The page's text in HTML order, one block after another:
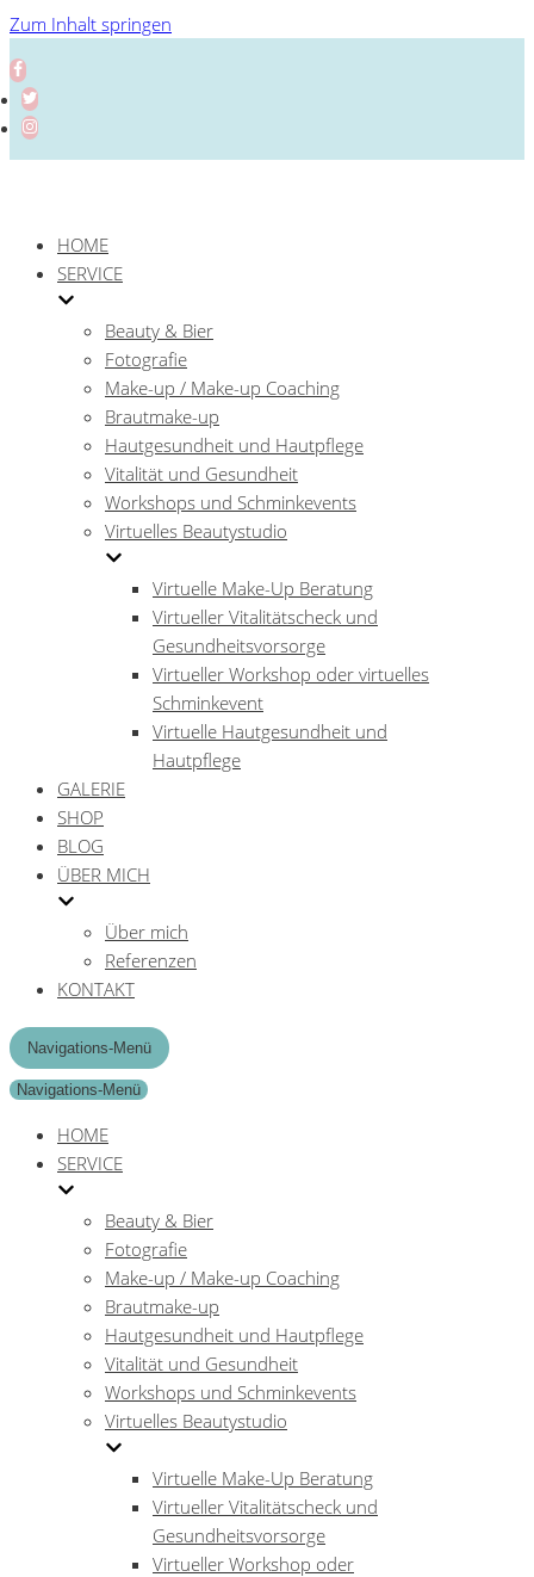
Zum Inhalt springen
HOME
SERVICE
Beauty & Bier
Fotografie
Make-up / Make-up Coaching
Brautmake-up
Hautgesundheit und Hautpflege
Vitalität und Gesundheit
Workshops und Schminkevents
Virtuelles Beautystudio
Virtuelle Make-Up Beratung
Virtueller Vitalitätscheck und
Gesundheitsvorsorge
Virtueller Workshop oder virtuelles
Schminkevent
Virtuelle Hautgesundheit und
Hautpflege
GALERIE
SHOP
BLOG
ÜBER MICH
Über mich
Referenzen
KONTAKT
Navigations-Menü
Navigations-Menü
HOME
SERVICE
Beauty & Bier
Fotografie
Make-up / Make-up Coaching
Brautmake-up
Hautgesundheit und Hautpflege
Vitalität und Gesundheit
Workshops und Schminkevents
Virtuelles Beautystudio
Virtuelle Make-Up Beratung
Virtueller Vitalitätscheck und
Gesundheitsvorsorge
Virtueller Workshop oder